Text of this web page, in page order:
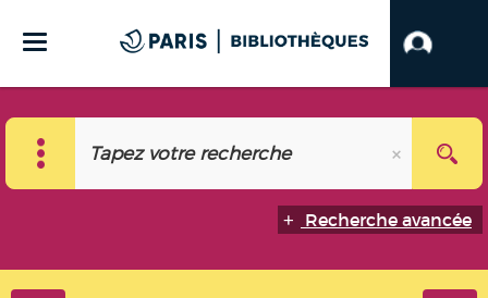
Recherche avancée